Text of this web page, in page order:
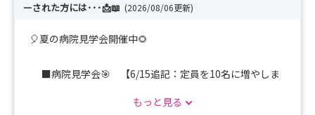
ーされた方には･･･📩📖 (2026/08/06更新)
🎈夏の病院見学会開催中🌻
■病院見学会🎯 【6/15追記：定員を10名に増やしま
病院見学と病院の説明をあわせて１時間程度で実施
もっと見る